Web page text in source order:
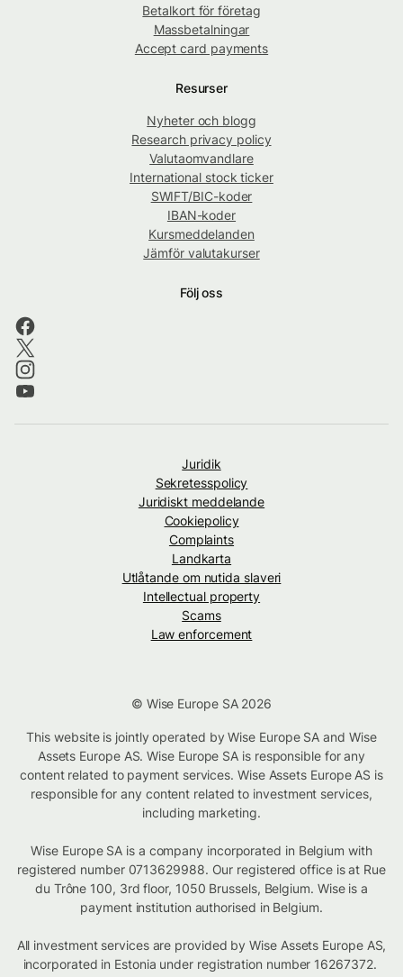
Betalkort för företag
Massbetalningar
Accept card payments
Resurser
Nyheter och blogg
Research privacy policy
Valutaomvandlare
International stock ticker
SWIFT/BIC-koder
IBAN-koder
Kursmeddelanden
Jämför valutakurser
Följ oss
Juridik
Sekretesspolicy
Juridiskt meddelande
Cookiepolicy
Complaints
Landkarta
Utlåtande om nutida slaveri
Intellectual property
Scams
Law enforcement
© Wise Europe SA 2026
This website is jointly operated by Wise Europe SA and Wise
Assets Europe AS. Wise Europe SA is responsible for any
content related to payment services. Wise Assets Europe AS is
responsible for any content related to investment services,
including marketing.
Wise Europe SA is a company incorporated in Belgium with
registered number 0713629988. Our registered office is at Rue
du Trône 100, 3rd floor, 1050 Brussels, Belgium. Wise is a
payment institution authorised in Belgium.
All investment services are provided by Wise Assets Europe AS,
incorporated in Estonia under registration number 16267372.